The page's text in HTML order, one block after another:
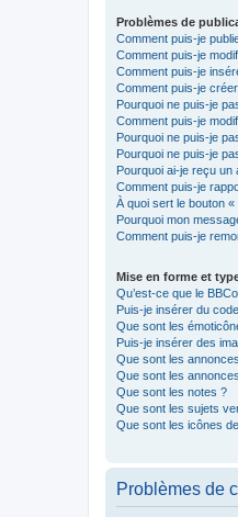
Problèmes de
Comment puis-je
Comment puis-je
Comment puis-je
Comment puis-je
Pourquoi ne puis-je
Comment puis-je
Pourquoi ne puis-je
Pourquoi ne puis-je
Pourquoi ai-je reçu un
Comment puis-je
À quoi sert le bouton
Pourquoi mon
Comment puis-je
Mise en forme et
Qu’est-ce que le
Puis-je insérer du
Que sont les
Puis-je insérer des
Que sont les
Que sont les
Que sont les notes ?
Que sont les sujets
Que sont les icônes
Problèmes de